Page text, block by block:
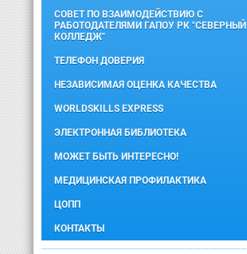
СОВЕТ ПО ВЗАИМОДЕЙСТВИЮ С
РАБОТОДАТЕЛЯМИ ГАПОУ РК "СЕВЕРНЫЙ
КОЛЛЕДЖ"
ТЕЛЕФОН ДОВЕРИЯ
НЕЗАВИСИМАЯ ОЦЕНКА КАЧЕСТВА
WORLDSKILLS EXPRESS
ЭЛЕКТРОННАЯ БИБЛИОТЕКА
МОЖЕТ БЫТЬ ИНТЕРЕСНО!
МЕДИЦИНСКАЯ ПРОФИЛАКТИКА
ЦОПП
КОНТАКТЫ